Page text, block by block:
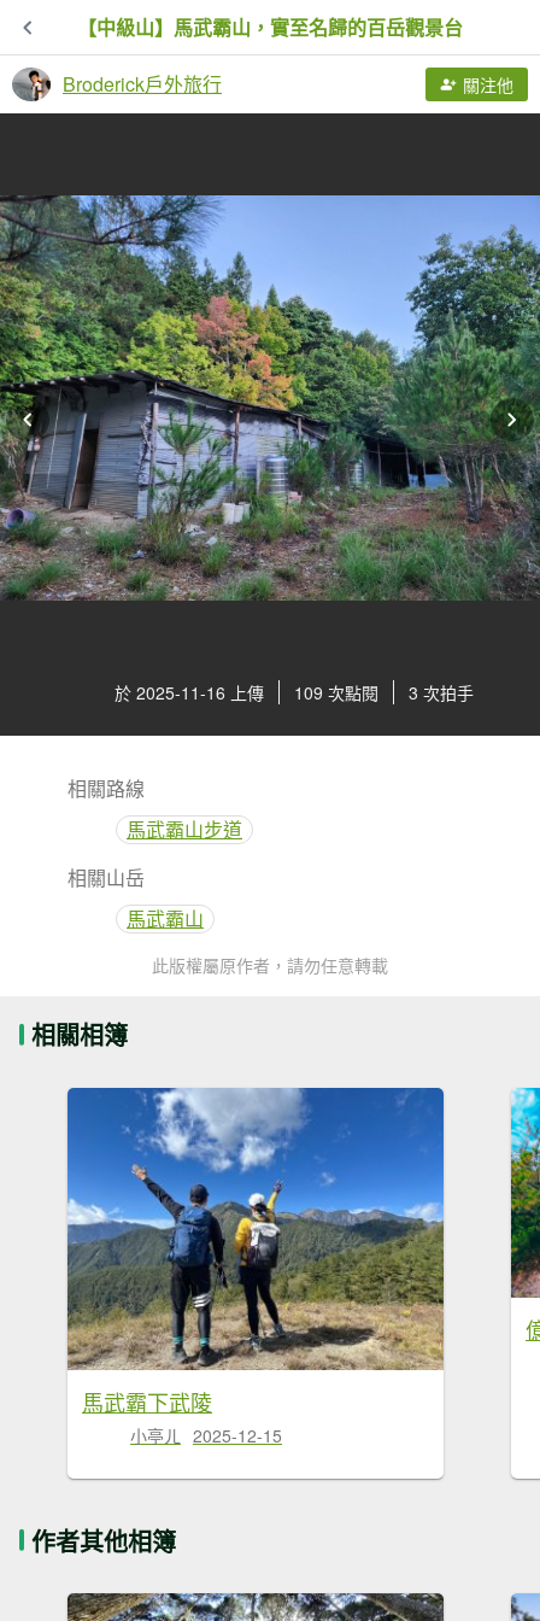
【中級山】馬武霸山，實至名歸的百岳觀景台
Broderick戶外旅行 關注他
於 2025-11-16 上傳 109 次點閱 3 次拍手
相關路線
馬武霸山步道
相關山岳
馬武霸山
此版權屬原作者，請勿任意轉載
相關相簿
馬武霸下武陵
小亭ㄦ 2025-12-15
作者其他相簿